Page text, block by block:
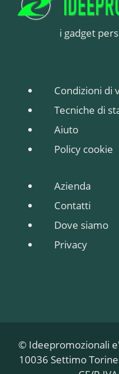
i gadget
Condizioni di
Tecniche di
Aiuto
Policy cookie
Azienda
Contatti
Dove siamo
Privacy
© Ideepromozionali
10036 Settimo